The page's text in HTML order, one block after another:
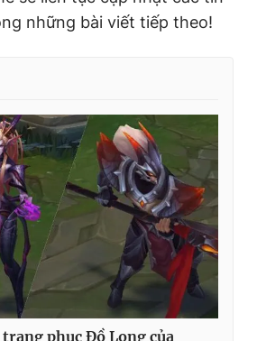
những bài viết tiếp theo!
phục Đồ Long của